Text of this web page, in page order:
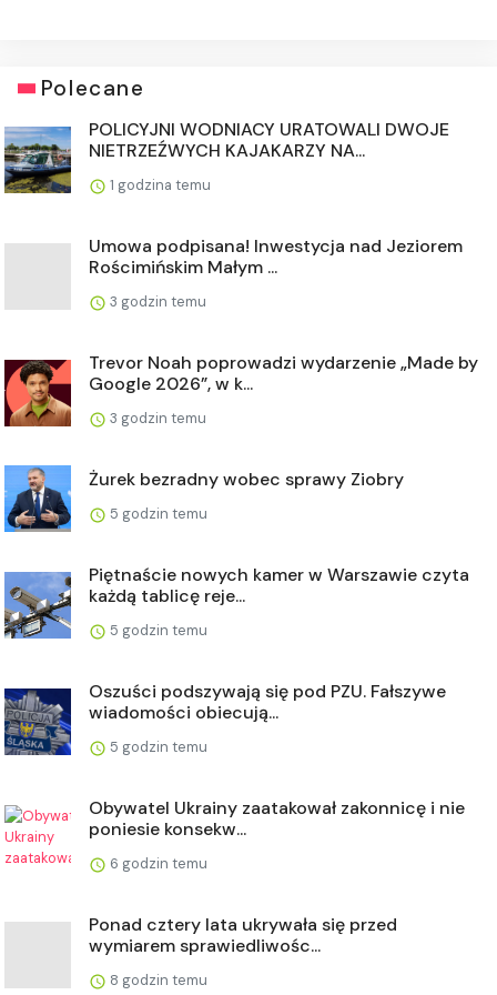
Polecane
POLICYJNI WODNIACY URATOWALI DWOJE
NIETRZEŹWYCH KAJAKARZY NA...
1 godzina temu
Umowa podpisana! Inwestycja nad Jeziorem
Rościmińskim Małym ...
3 godzin temu
Trevor Noah poprowadzi wydarzenie „Made by
Google 2026”, w k...
3 godzin temu
Żurek bezradny wobec sprawy Ziobry
5 godzin temu
Piętnaście nowych kamer w Warszawie czyta
każdą tablicę reje...
5 godzin temu
Oszuści podszywają się pod PZU. Fałszywe
wiadomości obiecują...
5 godzin temu
Obywatel Ukrainy zaatakował zakonnicę i nie
poniesie konsekw...
6 godzin temu
Ponad cztery lata ukrywała się przed
wymiarem sprawiedliwośc...
8 godzin temu